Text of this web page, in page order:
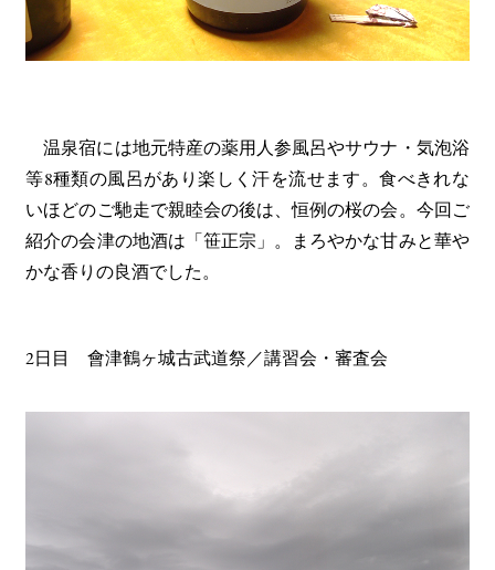
温泉宿には地元特産の薬用人参風呂やサウナ・気泡浴
等8種類の風呂があり楽しく汗を流せます。食べきれな
いほどのご馳走で親睦会の後は、恒例の桜の会。今回ご
紹介の会津の地酒は「笹正宗」。まろやかな甘みと華や
かな香りの良酒でした。
2日目 會津鶴ヶ城古武道祭／講習会・審査会